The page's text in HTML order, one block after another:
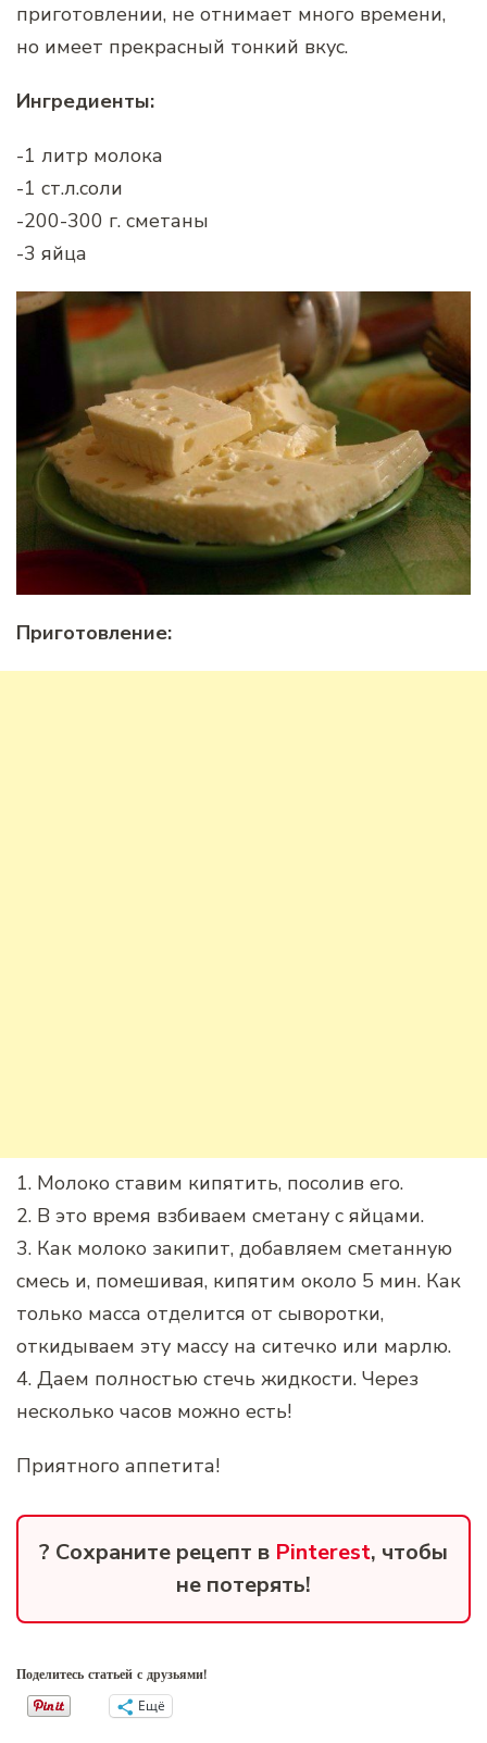
приготовлении, не отнимает много времени,
но имеет прекрасный тонкий вкус.
Ингредиенты:
-1 литр молока
-1 ст.л.соли
-200-300 г. сметаны
-3 яйца
Приготовление:
1. Молоко ставим кипятить, посолив его.
2. В это время взбиваем сметану с яйцами.
3. Как молоко закипит, добавляем сметанную
смесь и, помешивая, кипятим около 5 мин. Как
только масса отделится от сыворотки,
откидываем эту массу на ситечко или марлю.
4. Даем полностью стечь жидкости. Через
несколько часов можно есть!
Приятного аппетита!
? Сохраните рецепт в Pinterest, чтобы
не потерять!
Поделитесь статьей с друзьями!
Ещё